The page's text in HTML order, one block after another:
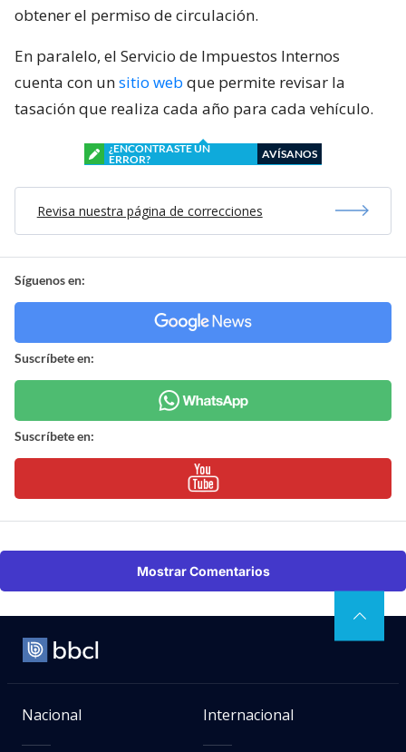
obtener el permiso de circulación.
En paralelo, el Servicio de Impuestos Internos
cuenta con unsitio web que permite revisar la
tasación que realiza cada año para cada vehículo.
¿ENCONTRASTE UN
ERROR?
AVÍSANOS
Revisa nuestra página de correcciones
Síguenos en:
Suscríbete en:
Suscríbete en:
Mostrar Comentarios
Nacional Internacional